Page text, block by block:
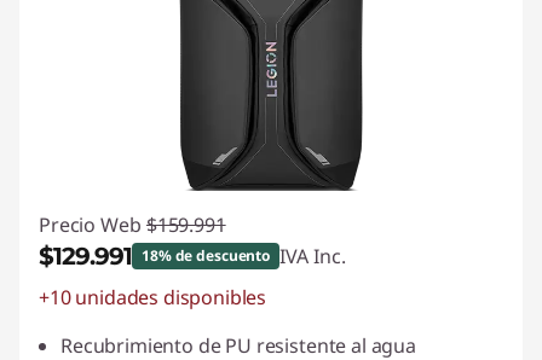
Precio Web $159.991
$129.991 18% de descuento IVA Inc.
Ahorros instantáneos :
+10 unidades disponibles
Recubrimiento de PU resistente al agua